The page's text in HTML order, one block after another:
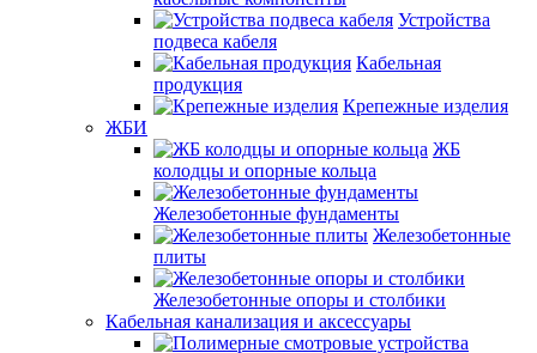
Устройства
подвеса кабеля
Кабельная
продукция
Крепежные изделия
ЖБИ
ЖБ
колодцы и опорные кольца
Железобетонные фундаменты
Железобетонные
плиты
Железобетонные опоры и столбики
Кабельная канализация и аксессуары